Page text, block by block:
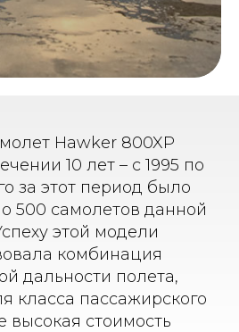
Hawker 800XP
10 лет – с 1995 по
за этот период было
500 самолетов данной
этой модели
комбинация
дальности полета,
класса пассажирского
высокая стоимость